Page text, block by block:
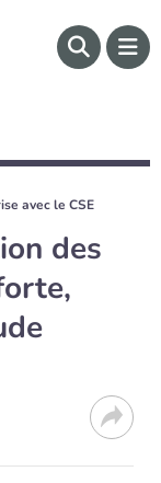
avec le CSE
des